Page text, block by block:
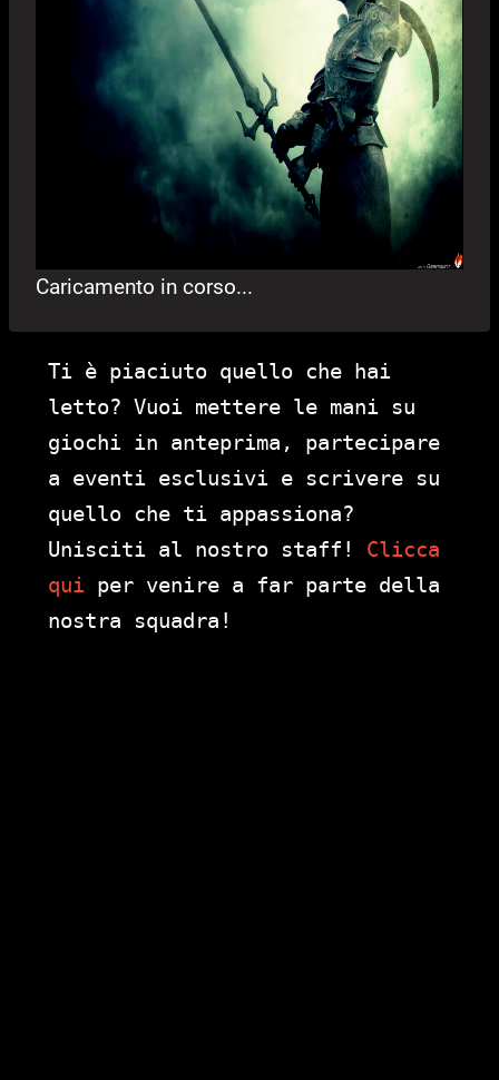
Caricamento in corso...
Ti è piaciuto quello che hai
letto? Vuoi mettere le mani su
giochi in anteprima, partecipare
a eventi esclusivi e scrivere su
quello che ti appassiona?
Unisciti al nostro staff! Clicca
qui per venire a far parte della
nostra squadra!